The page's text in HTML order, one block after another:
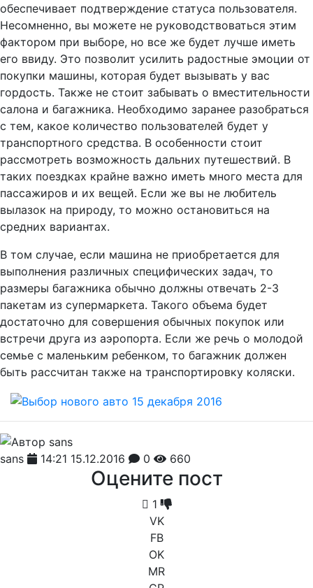
обеспечивает подтверждение статуса пользователя.
Несомненно, вы можете не руководствоваться этим
фактором при выборе, но все же будет лучше иметь
его ввиду. Это позволит усилить радостные эмоции от
покупки машины, которая будет вызывать у вас
гордость. Также не стоит забывать о вместительности
салона и багажника. Необходимо заранее разобраться
с тем, какое количество пользователей будет у
транспортного средства. В особенности стоит
рассмотреть возможность дальних путешествий. В
таких поездках крайне важно иметь много места для
пассажиров и их вещей. Если же вы не любитель
вылазок на природу, то можно остановиться на
средних вариантах.
В том случае, если машина не приобретается для
выполнения различных специфических задач, то
размеры багажника обычно должны отвечать 2-3
пакетам из супермаркета. Такого объема будет
достаточно для совершения обычных покупок или
встречи друга из аэропорта. Если же речь о молодой
семье с маленьким ребенком, то багажник должен
быть рассчитан также на транспортировку коляски.
sans 14:21 15.12.2016 0 660
Оцените пост
1
VK
FB
OK
MR